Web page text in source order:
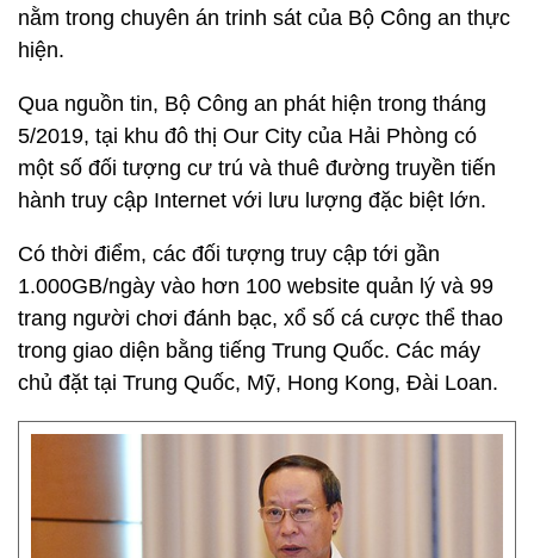
nằm trong chuyên án trinh sát của Bộ Công an thực
hiện.
Qua nguồn tin, Bộ Công an phát hiện trong tháng
5/2019, tại khu đô thị Our City của Hải Phòng có
một số đối tượng cư trú và thuê đường truyền tiến
hành truy cập Internet với lưu lượng đặc biệt lớn.
Có thời điểm, các đối tượng truy cập tới gần
1.000GB/ngày vào hơn 100 website quản lý và 99
trang người chơi đánh bạc, xổ số cá cược thể thao
trong giao diện bằng tiếng Trung Quốc. Các máy
chủ đặt tại Trung Quốc, Mỹ, Hong Kong, Đài Loan.